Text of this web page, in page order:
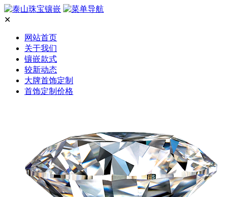
✕
网站首页
关于我们
镶嵌款式
较新动态
大牌首饰定制
首饰定制价格